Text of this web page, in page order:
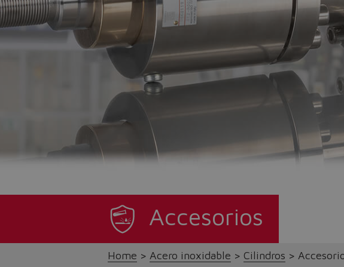
Do you
The
Accesorios
Home Acero inoxidable Cilindros